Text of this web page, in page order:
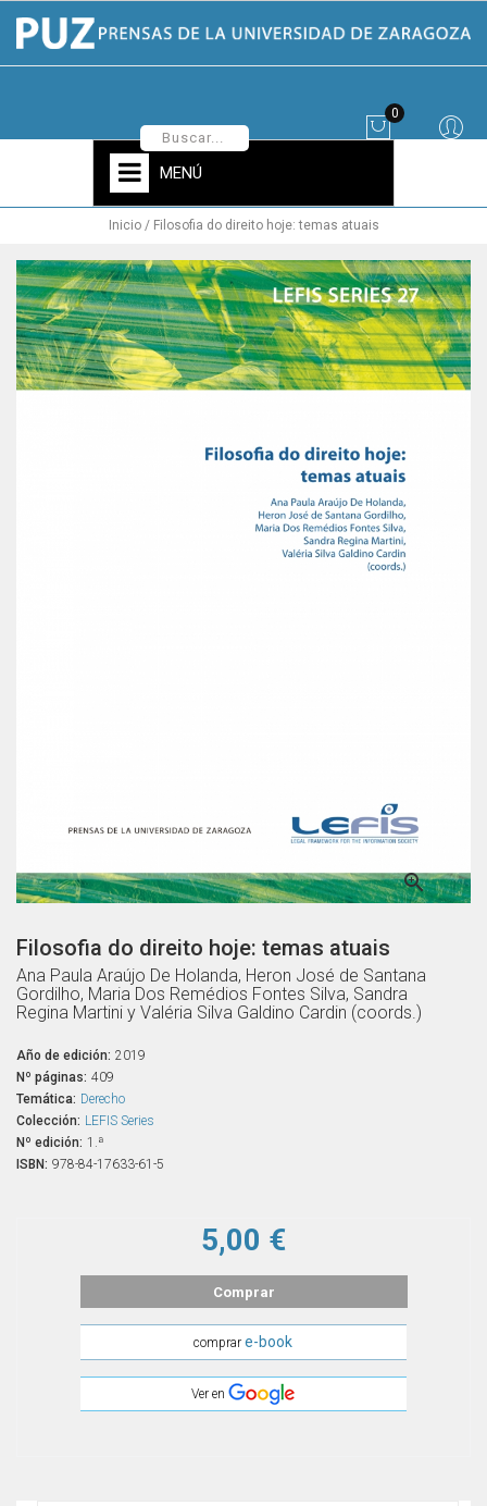
0
MENÚ
Inicio Filosofia do direito hoje: temas atuais

Filosofia do direito hoje: temas atuais
Ana Paula Araújo De Holanda, Heron José de Santana
Gordilho, Maria Dos Remédios Fontes Silva, Sandra
Regina Martini y Valéria Silva Galdino Cardin (coords.)
Año de edición: 2019
Nº páginas: 409
Temática: Derecho
Colección: LEFIS Series
Nº edición: 1.ª
ISBN: 978-84-17633-61-5
5,00 €
Comprar
comprare-book
Ver en